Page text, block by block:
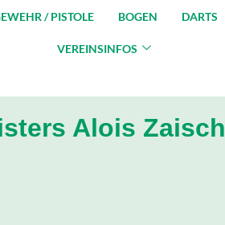
/ PISTOLE BOGEN DARTS
VEREINSINFOS
Alois Zaisch